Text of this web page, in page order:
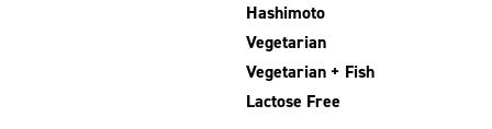
Hashimoto
Vegetarian
Vegetarian + Fish
Lactose Free